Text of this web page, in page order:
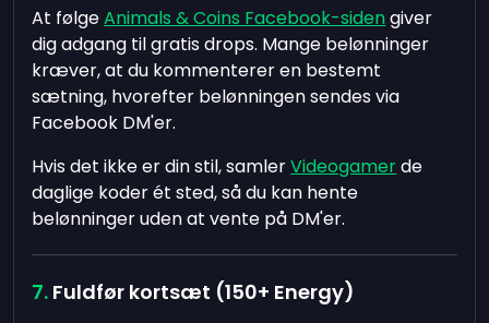
At følgeAnimals & Coins Facebook-sidengiver
dig adgang til gratis drops. Mange belønninger
kræver, at du kommenterer en bestemt
sætning, hvorefter belønningen sendes via
Facebook DM'er.
Hvis det ikke er din stil, samlerVideogamerde
daglige koder ét sted, så du kan hente
belønninger uden at vente på DM'er.
Fuldfør kortsæt (150+ Energy)